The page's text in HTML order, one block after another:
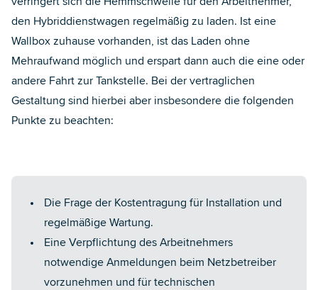
den Hybriddienstwagen regelmäßig zu laden. Ist eine
Wallbox zuhause vorhanden, ist das Laden ohne
Mehraufwand möglich und erspart dann auch die eine oder
andere Fahrt zur Tankstelle. Bei der vertraglichen
Gestaltung sind hierbei aber insbesondere die folgenden
Punkte zu beachten:
Die Frage der Kostentragung für Installation und
regelmäßige Wartung.
Eine Verpflichtung des Arbeitnehmers
notwendige Anmeldungen beim Netzbetreiber
vorzunehmen und für technischen